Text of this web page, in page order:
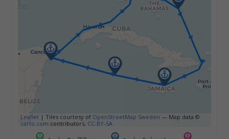
Ότσο Ρίος, Τζαμάικα
08:00
16:00
Ημέρα 5η
Τζώρτζ Τάουν, Κέιμαν Νήσοι
08:00
Leaflet | Tiles courtesy of OpenStreetMap Sweden — Map data ©
carto.com contributors, CC-BY-SA